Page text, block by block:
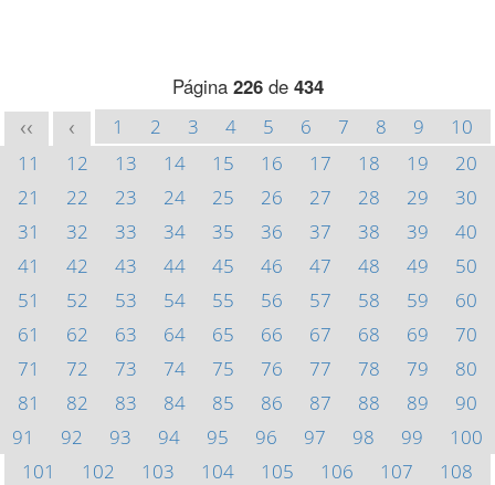
Página 226de 434
<< < 1 2 3 4 5 6 7 8 9
10
11
12 13 14 15 16 17 18 19
20
21
22 23 24 25 26 27 28 29
30
31
32 33 34 35 36 37 38 39
40
41
42 43 44 45 46 47 48 49
50
51
52 53 54 55 56 57 58 59
60
61
62 63 64 65 66 67 68 69
70
71
72 73 74 75 76 77 78 79
80
81
82 83 84 85 86 87 88 89
90
91
92 93 94 95 96 97 98 99
100
101
102 103 104 105 106 107
108